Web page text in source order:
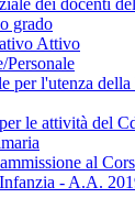
dei docenti
grado
Attivo
Personale
per l'utenza
le attività del
al
- A.A.